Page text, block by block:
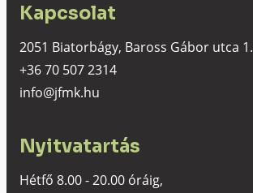
Kapcsolat
2051 Biatorbágy, Baross Gábor utca 1.
+36 70 507 2314
info@jfmk.hu
Nyitvatartás
Hétfő 8.00 - 20.00 óráig,